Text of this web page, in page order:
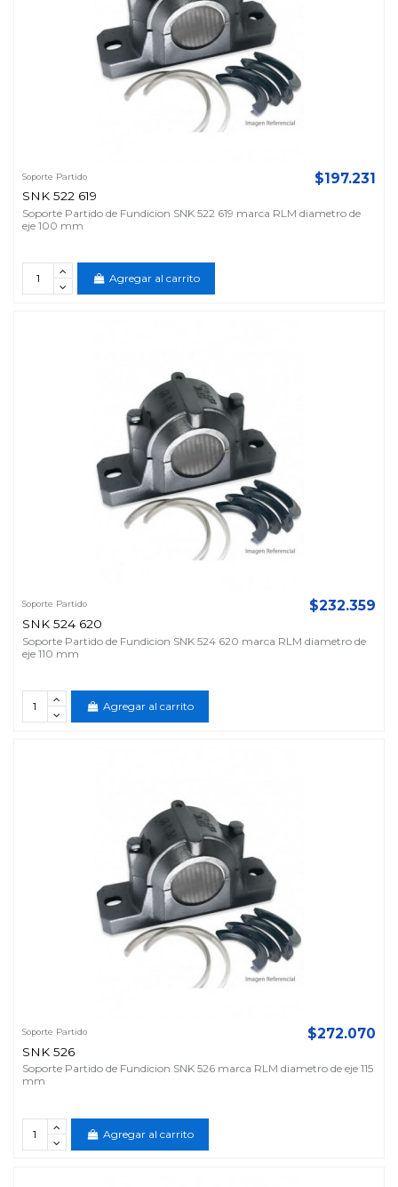
Soporte Partido
SNK 522 619
$197.231
Soporte Partido de Fundicion SNK 522 619 marca RLM diametro de
eje 100 mm
Agregar al carrito
Soporte Partido
SNK 524 620
$232.359
Soporte Partido de Fundicion SNK 524 620 marca RLM diametro de
eje 110 mm
Agregar al carrito
Soporte Partido
SNK 526
$272.070
Soporte Partido de Fundicion SNK 526 marca RLM diametro de eje 115
mm
Agregar al carrito